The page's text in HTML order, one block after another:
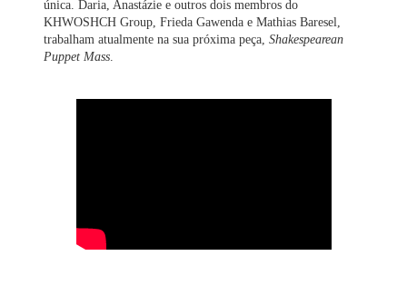
única. Daria, Anastázie e outros dois membros do
KHWOSHCH Group, Frieda Gawenda e Mathias Baresel,
trabalham atualmente na sua próxima peça,Shakespearean
Puppet Mass.